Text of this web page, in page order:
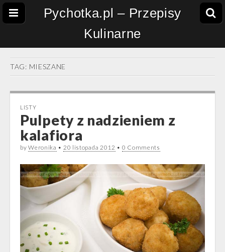
Pychotka.pl – Przepisy
Kulinarne
TAG: MIESZANE
LISTY
Pulpety z nadzieniem z
kalafiora
byWeronika • 20 listopada 2012 • 0 Comments